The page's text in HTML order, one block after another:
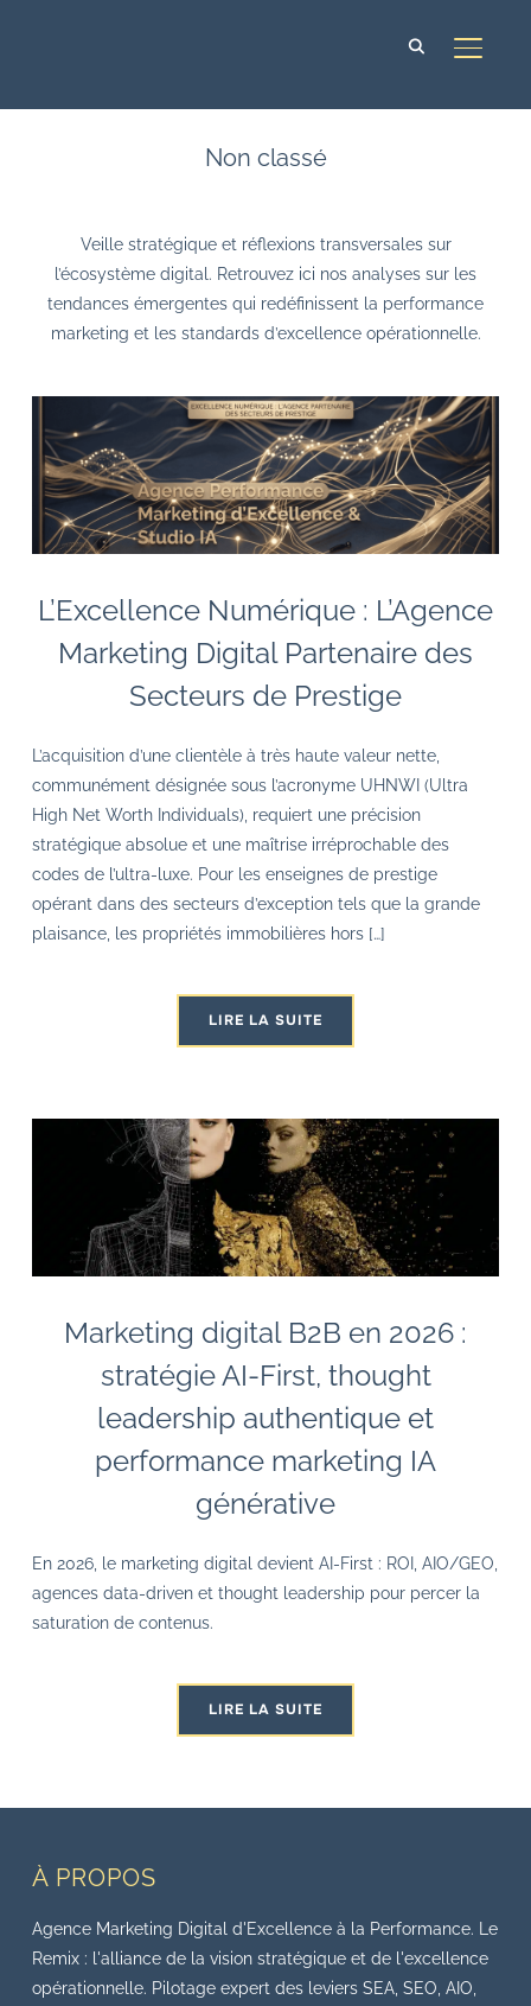
Non classé
Veille stratégique et réflexions transversales sur
l’écosystème digital. Retrouvez ici nos analyses sur les
tendances émergentes qui redéfinissent la performance
marketing et les standards d’excellence opérationnelle.
L’Excellence Numérique : L’Agence
Marketing Digital Partenaire des
Secteurs de Prestige
L’acquisition d’une clientèle à très haute valeur nette,
communément désignée sous l’acronyme UHNWI (Ultra
High Net Worth Individuals), requiert une précision
stratégique absolue et une maîtrise irréprochable des
codes de l’ultra-luxe. Pour les enseignes de prestige
opérant dans des secteurs d’exception tels que la grande
plaisance, les propriétés immobilières hors […]
LIRE LA SUITE
Marketing digital B2B en 2026 :
stratégie AI-First, thought
leadership authentique et
performance marketing IA
générative
En 2026, le marketing digital devient AI-First : ROI, AIO/GEO,
agences data-driven et thought leadership pour percer la
saturation de contenus.
LIRE LA SUITE
À PROPOS
Agence Marketing Digital d'Excellence à la Performance. Le
Remix : l'alliance de la vision stratégique et de l'excellence
opérationnelle. Pilotage expert des leviers SEA, SEO, AIO,